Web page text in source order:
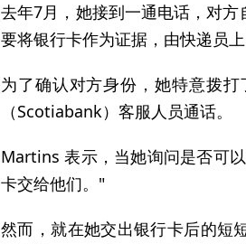
去年7月，她接到一通电话，对
要将银行卡作为证据，由快递员上
为了确认对方身份，她特意拨
（Scotiabank）客服人员通话。
Martins 表示，当她询问是否可
卡交给他们。"
然而，就在她交出银行卡后的短